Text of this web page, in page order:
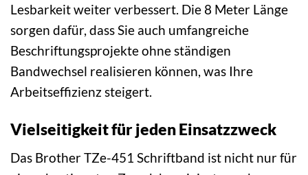
Lesbarkeit weiter verbessert. Die 8 Meter Länge
sorgen dafür, dass Sie auch umfangreiche
Beschriftungsprojekte ohne ständigen
Bandwechsel realisieren können, was Ihre
Arbeitseffizienz steigert.
Vielseitigkeit für jeden Einsatzzweck
Das Brother TZe-451 Schriftband ist nicht nur für